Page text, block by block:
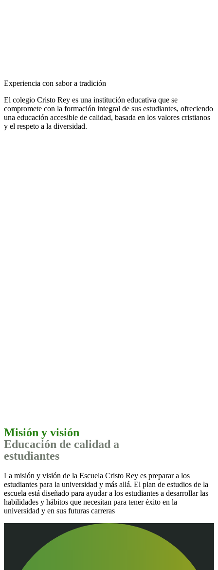
Experiencia con sabor a tradición
El colegio Cristo Rey es una institución educativa que se
compromete con la formación integral de sus estudiantes, ofreciendo
una educación accesible de calidad, basada en los valores cristianos
y el respeto a la diversidad.
Misión y visión
Educación de calidad a
estudiantes
La misión y visión de la Escuela Cristo Rey es preparar a los
estudiantes para la universidad y más allá. El plan de estudios de la
escuela está diseñado para ayudar a los estudiantes a desarrollar las
habilidades y hábitos que necesitan para tener éxito en la
universidad y en sus futuras carreras